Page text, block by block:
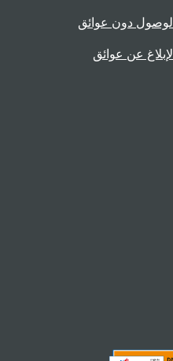
الوصول دون عوائق
الإبلاغ عن عوائق